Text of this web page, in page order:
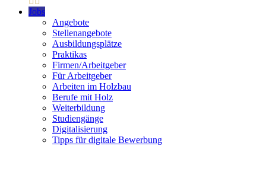
Jobs
Angebote
Stellenangebote
Ausbildungsplätze
Praktikas
Firmen/Arbeitgeber
Für Arbeitgeber
Arbeiten im Holzbau
Berufe mit Holz
Weiterbildung
Studiengänge
Digitalisierung
Tipps für digitale Bewerbung